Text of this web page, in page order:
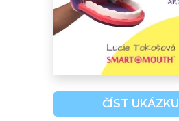
ČÍST UKÁZKU